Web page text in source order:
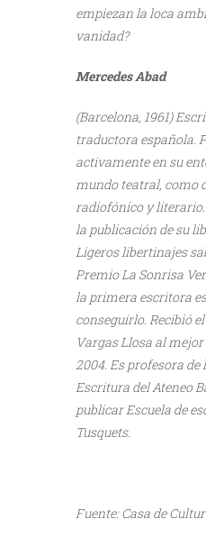
empiezan la loca
vanidad?
Mercedes Abad
(Barcelona, 1961)
traductora española.
activamente en su
mundo teatral, como
radiofónico y
la publicación de su
Ligeros libertinajes
Premio La Sonrisa
la primera escritora
conseguirlo. Recibió
Vargas Llosa al
2004. Es profesora de
Escritura del Ateneo
publicar Escuela de
Tusquets.
Fuente: Casa de